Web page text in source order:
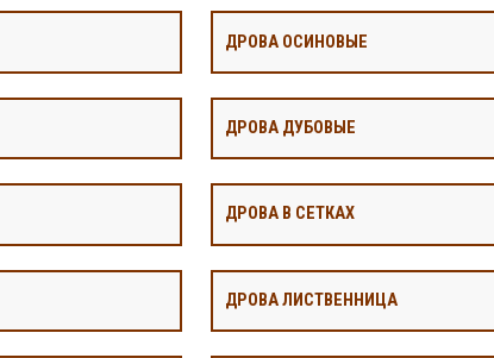
ДРОВА ОСИНОВЫЕ
ДРОВА ДУБОВЫЕ
ДРОВА В СЕТКАХ
ДРОВА ЛИСТВЕННИЦА